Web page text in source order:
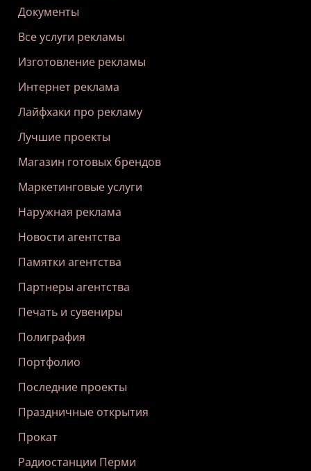
Документы
Все услуги рекламы
Изготовление рекламы
Интернет реклама
Лайфхаки про рекламу
Лучшие проекты
Магазин готовых брендов
Маркетинговые услуги
Наружная реклама
Новости агентства
Памятки агентства
Партнеры агентства
Печать и сувениры
Полиграфия
Портфолио
Последние проекты
Праздничные открытия
Прокат
Радиостанции Перми